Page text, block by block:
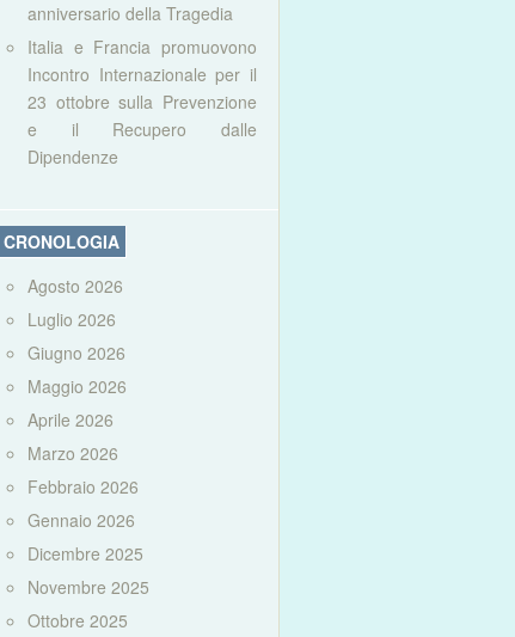
anniversario della Tragedia
Italia e Francia promuovono
Incontro Internazionale per il
23 ottobre sulla Prevenzione
e il Recupero dalle
Dipendenze
CRONOLOGIA
Agosto 2026
Luglio 2026
Giugno 2026
Maggio 2026
Aprile 2026
Marzo 2026
Febbraio 2026
Gennaio 2026
Dicembre 2025
Novembre 2025
Ottobre 2025